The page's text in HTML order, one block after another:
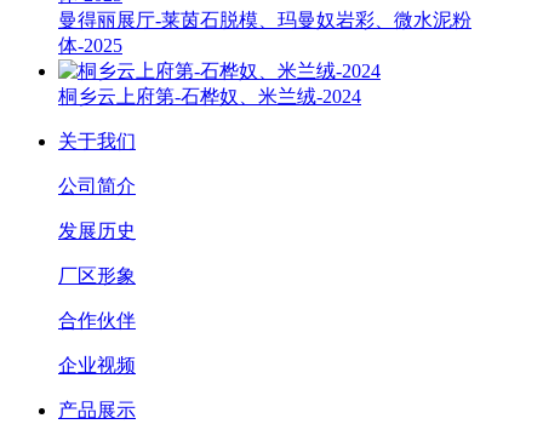
曼得丽展厅-莱茵石脱模、玛曼奴岩彩、微水泥粉
体-2025
桐乡云上府第-石桦奴、米兰绒-2024
关于我们
公司简介
发展历史
厂区形象
合作伙伴
企业视频
产品展示